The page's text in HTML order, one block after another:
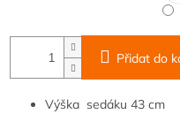
Přidat do
Výška sedáku 43 cm